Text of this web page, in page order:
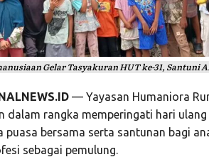
Gelar Tasyakuran HUT ke-31, Santuni
— Yayasan Humaniora
dalam rangka memperingati hari
puasa bersama serta santunan bagi
sebagai pemulung.